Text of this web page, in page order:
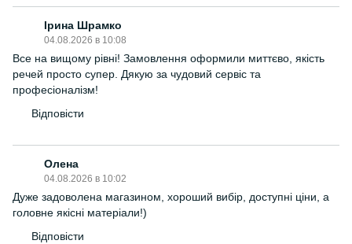
Ірина Шрамко
04.08.2026 в 10:08
Все на вищому рівні! Замовлення оформили миттєво, якість
речей просто супер. Дякую за чудовий сервіс та
професіоналізм!
Відповісти
Олена
04.08.2026 в 10:02
Дуже задоволена магазином, хороший вибір, доступні ціни, а
головне якісні матеріали!)
Відповісти